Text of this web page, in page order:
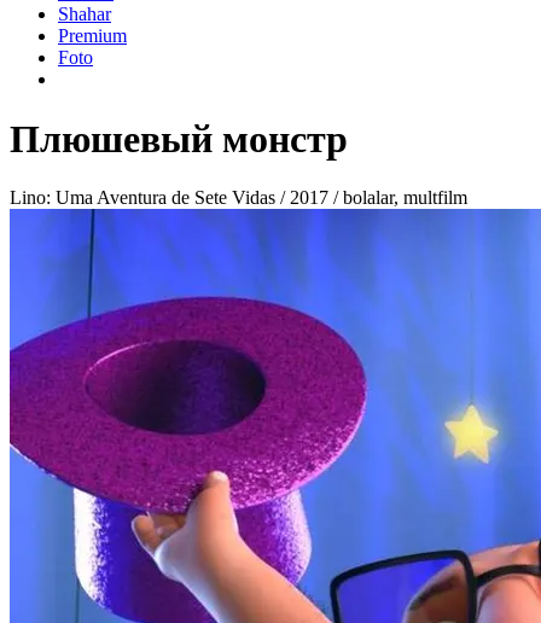
Shahar
Premium
Foto
Плюшевый монстр
Lino: Uma Aventura de Sete Vidas / 2017 / bolalar, multfilm